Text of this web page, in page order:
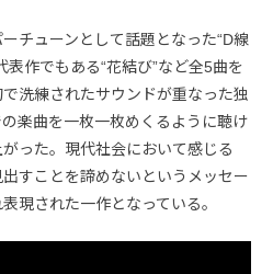
チューンとして話題となった“D線
表作でもある“花結び”など全5曲を
洗練されたサウンドが重なった独
楽曲を一枚一枚めくるように聴け
った。現代社会において感じる
出すことを諦めないというメッセー
現された一作となっている。